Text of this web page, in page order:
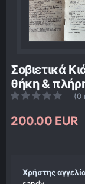
Σοβιετικά
θήκη &
(0
200.00 EUR
Χρήστης